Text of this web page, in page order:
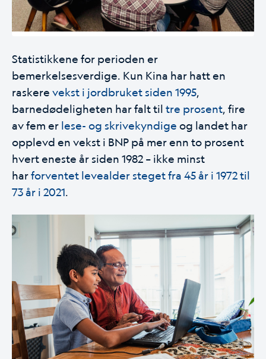
Statistikkene for perioden er
bemerkelsesverdige. Kun Kina har hatt en
raskere vekst i jordbruket siden 1995,
barnedødeligheten har falt til tre prosent, fire
av fem er lese- og skrivekyndige og landet har
opplevd en vekst i BNP på mer enn to prosent
hvert eneste år siden 1982 – ikke minst
harforventet levealder steget fra 45 år i 1972 til
73 år i 2021.